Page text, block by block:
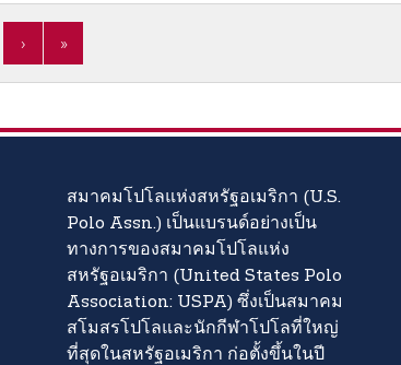
› »
สมาคมโปโลแห่งสหรัฐอเมริกา (U.S.
Polo Assn.) เป็นแบรนด์อย่างเป็น
ทางการของสมาคมโปโลแห่ง
สหรัฐอเมริกา (United States Polo
Association: USPA) ซึ่งเป็นสมาคม
สโมสรโปโลและนักกีฬาโปโลที่ใหญ่
ที่สุดในสหรัฐอเมริกา ก่อตั้งขึ้นในปี